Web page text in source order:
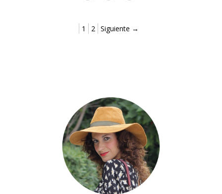
1 2 Siguiente →